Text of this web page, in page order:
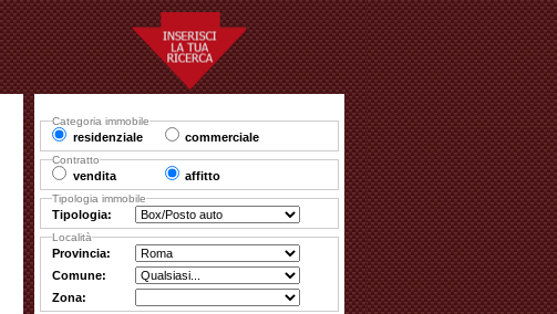
Categoria immobile
residenziale commerciale
Contratto
vendita affitto
Tipologia immobile
Tipologia:
Località
Provincia:
Comune:
Zona: